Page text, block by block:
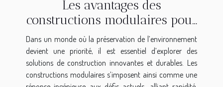
Les avantages des
constructions modulaires pour
un futur durable
Dans un monde où la préservation de l’environnement
devient une priorité, il est essentiel d’explorer des
solutions de construction innovantes et durables. Les
constructions modulaires s’imposent ainsi comme une